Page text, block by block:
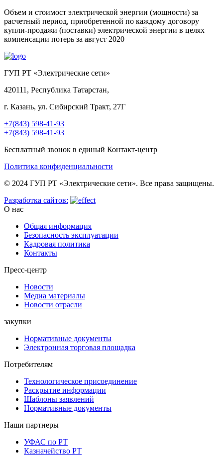
Объем и стоимост электрической энергии (мощности) за
расчетный период, приобретенной по каждому договору
купли-продажи (поставки) электрической энергии в целях
компенсации потерь за август 2020
ГУП РТ «Электрические сети»
420111, Республика Татарстан,
г. Казань, ул. Сибирский Тракт, 27Г
+7(843) 598-41-93
+7(843) 598-41-93
Бесплатный звонок в единый Контакт-центр
Политика конфиденциальности
© 2024 ГУП РТ «Электрические сети». Все права защищены.
Разработка сайтов:
О нас
Общая информация
Безопасность эксплуатации
Кадровая политика
Контакты
Пресс-центр
Новости
Медиа материалы
Новости отрасли
закупки
Нормативные документы
Электронная торговая площадка
Потребителям
Технологическое присоединение
Раскрытие информации
Шаблоны заявлений
Нормативные документы
Наши партнеры
УФАС по РТ
Казначейство РТ